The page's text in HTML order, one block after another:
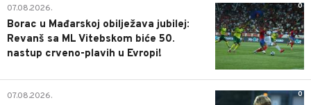
0
07.08.2026.
Borac u Mađarskoj obilježava jubilej:
Revanš sa ML Vitebskom biće 50.
nastup crveno-plavih u Evropi!
0
07.08.2026.